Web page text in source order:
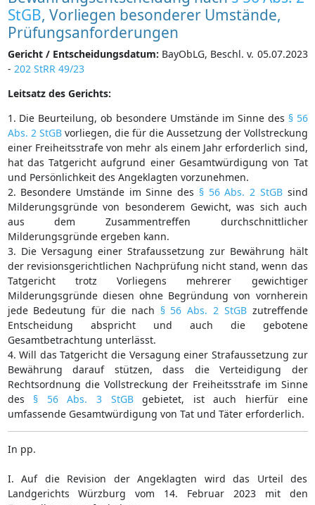
StGB, Vorliegen besonderer Umstände,
Prüfungsanforderungen
Gericht / Entscheidungsdatum: BayObLG, Beschl. v. 05.07.2023
- 202 StRR 49/23
Leitsatz des Gerichts:
1. Die Beurteilung, ob besondere Umstände im Sinne des § 56
Abs. 2 StGBvorliegen, die für die Aussetzung der Vollstreckung
einer Freiheitsstrafe von mehr als einem Jahr erforderlich sind,
hat das Tatgericht aufgrund einer Gesamtwürdigung von Tat
und Persönlichkeit des Angeklagten vorzunehmen.
2. Besondere Umstände im Sinne des § 56 Abs. 2 StGBsind
Milderungsgründe von besonderem Gewicht, was sich auch
aus dem Zusammentreffen durchschnittlicher
Milderungsgründe ergeben kann.
3. Die Versagung einer Strafaussetzung zur Bewährung hält
der revisionsgerichtlichen Nachprüfung nicht stand, wenn das
Tatgericht trotz Vorliegens mehrerer gewichtiger
Milderungsgründe diesen ohne Begründung von vornherein
jede Bedeutung für die nach § 56 Abs. 2 StGBzutreffende
Entscheidung abspricht und auch die gebotene
Gesamtbetrachtung unterlässt.
4. Will das Tatgericht die Versagung einer Strafaussetzung zur
Bewährung darauf stützen, dass die Verteidigung der
Rechtsordnung die Vollstreckung der Freiheitsstrafe im Sinne
des § 56 Abs. 3 StGBgebietet, ist auch hierfür eine
umfassende Gesamtwürdigung von Tat und Täter erforderlich.
In pp.
I. Auf die Revision der Angeklagten wird das Urteil des
Landgerichts Würzburg vom 14. Februar 2023 mit den